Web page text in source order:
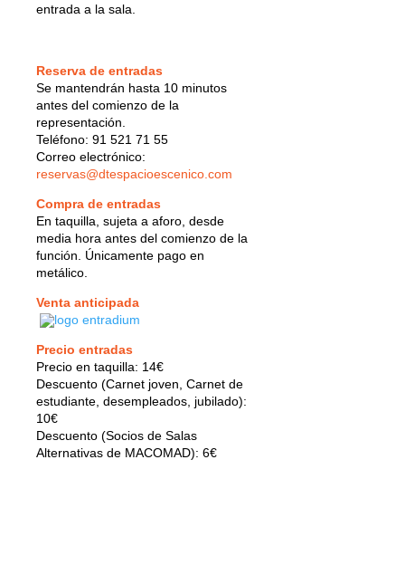
entrada a la sala.
Reserva de entradas
Se mantendrán hasta 10 minutos
antes del comienzo de la
representación.
Teléfono: 91 521 71 55
Correo electrónico:
reservas@dtespacioescenico.com
Compra de entradas
En taquilla, sujeta a aforo, desde
media hora antes del comienzo de la
función. Únicamente pago en
metálico.
Venta anticipada
Precio entradas
Precio en taquilla: 14€
Descuento (Carnet joven, Carnet de
estudiante, desempleados, jubilado):
10€
Descuento (Socios de Salas
Alternativas de MACOMAD): 6€